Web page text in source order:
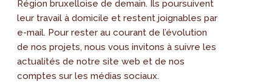
Région bruxelloise de demain. Ils poursuivent
leur travail à domicile et restent joignables par
e-mail. Pour rester au courant de l’évolution
de nos projets, nous vous invitons à suivre les
actualités de notre site web et de nos
comptes sur les médias sociaux.